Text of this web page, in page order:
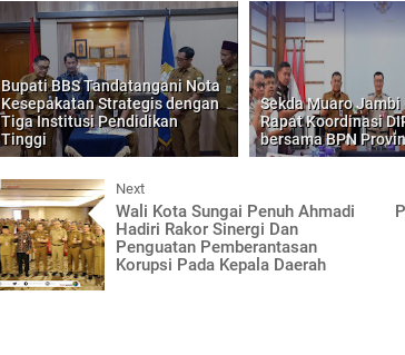
Bupati BBS Tandatangani Nota
Kesepakatan Strategis dengan
Tiga Institusi Pendidikan
Tinggi
Sekda Muaro Jambi
Rapat Koordinasi
bersama BPN
Next
Wali Kota Sungai Penuh Ahmadi
Hadiri Rakor Sinergi Dan
Penguatan Pemberantasan
Korupsi Pada Kepala Daerah